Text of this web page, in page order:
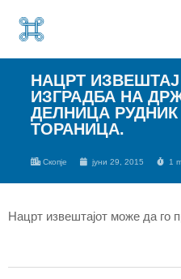
НАЦРТ
ИЗГРАДБА НА
ДЕЛНИЦА
ТОРАНИЦА.
Скопје јуни 29, 2015 1
Нацрт извештајот може да го